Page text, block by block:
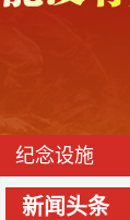
纪念设施
新闻头条
东风浩荡开
展行稳致远